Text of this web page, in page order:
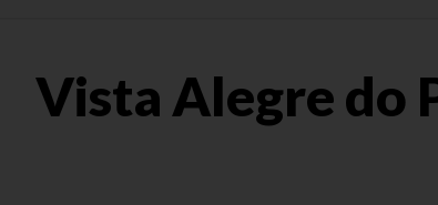
Vista Alegre do